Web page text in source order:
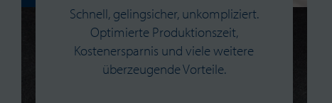
Schnell, gelingsicher, unkompliziert.
Optimierte Produktionszeit,
Kostenersparnis und viele weitere
überzeugende Vorteile.